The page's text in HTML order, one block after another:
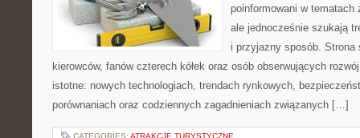
poinformowani w
ale jednocześnie szukają
i przyjazny sposób.
kierowców, fanów czterech kółek oraz osób obserwujących
istotne: nowych technologiach, trendach rynkowych,
porównaniach oraz codziennych zagadnieniach związanych […]
CATEGORIES: ATRAKCJE TURYSTYCZNE